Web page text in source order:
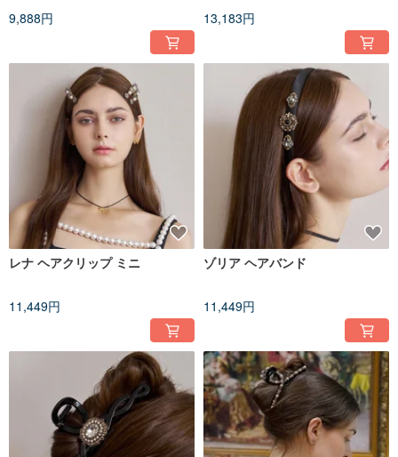
9,888円 13,183円
レナ ヘアクリップ ミニ
11,449円
ゾリア ヘアバンド
11,449円